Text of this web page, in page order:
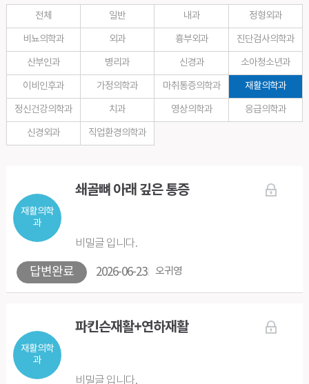
전체 일반 내과 정형외과
비뇨의학과 외과 흉부외과 진단검사의학과
산부인과 병리과 신경과 소아청소년과
이비인후과 가정의학과 마취통증의학과 재활의학과
정신건강의학과 치과 영상의학과 응급의학과
신경외과 직업환경의학과
재활의학
과
쇄골뼈 아래 깊은 통증
답변완료
비밀글 입니다.
2026-06-23 오귀영
재활의학
과
파킨슨재활+연하재활
비밀글 입니다.